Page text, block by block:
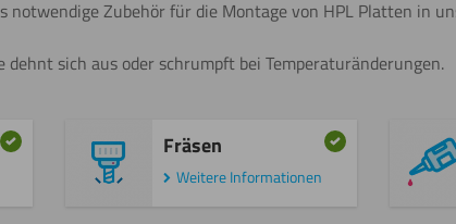
notwendige Zubehör für die Montage von HPL Platten in
dehnt sich aus oder schrumpft bei Temperaturänderungen.
Fräsen
Weitere Informationen